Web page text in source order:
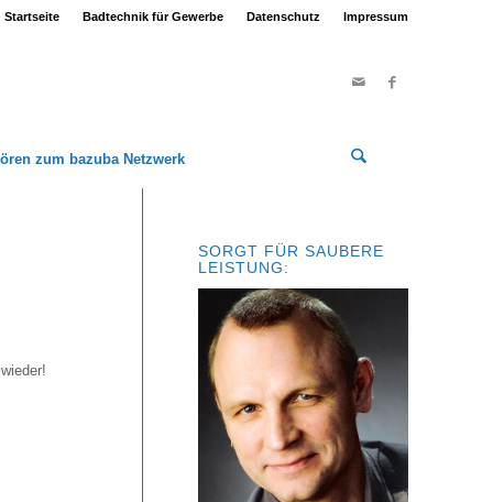
Startseite Badtechnik für Gewerbe Datenschutz Impressum
zum bazuba Netzwerk
SORGT FÜR SAUBERE
LEISTUNG: